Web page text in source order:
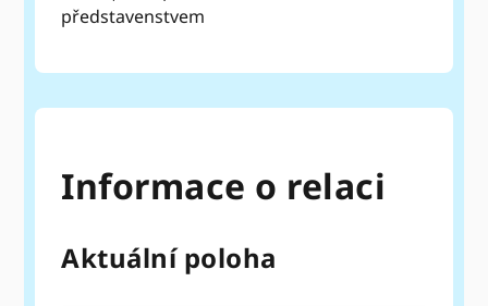
představenstvem
Informace o relaci
Aktuální poloha